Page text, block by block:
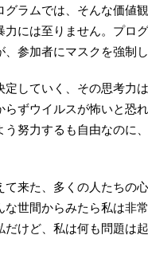
グラムでは、そんな価値
力には至りません。プロ
参加者にマスクを強制し
定していく、その思考力
らずウイルスが怖いと恐
努力するも自由なのに
来た、多くの人たちの
な世間からみたら私は非
だけど、私は何も問題は